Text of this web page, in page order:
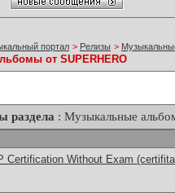
портал > Релизы >
от SUPERHERO
раздела : Музыкальные
Certification Without Exam